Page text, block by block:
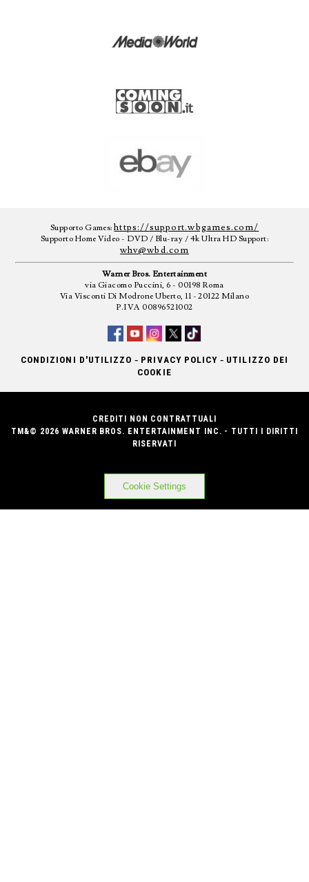
Supporto Games:https://support.wbgames.com/
Supporto Home Video - DVD / Blu-ray / 4k Ultra HD Support:
whv@wbd.com
Warner Bros. Entertainment
via Giacomo Puccini, 6 - 00198 Roma
Via Visconti Di Modrone Uberto, 11 - 20122 Milano
P.IVA 00896521002
CONDIZIONI D'UTILIZZO - PRIVACY POLICY - UTILIZZO DEI
COOKIE
CREDITI NON CONTRATTUALI
TM&© 2026 WARNER BROS. ENTERTAINMENT INC. - TUTTI I DIRITTI
RISERVATI
Cookie Settings